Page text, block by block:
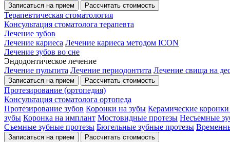
Записаться на прием Рассчитать стоимость
Терапевтическая стоматология
Консультация стоматолога терапевта
Лечение зубов
Лечение кариеса Лечение кариеса методом ICON
Лечение зубов во сне
Эндодонтическое лечение
Лечение пульпита Лечение периодонтита Лечение свища на
Записаться на прием Рассчитать стоимость
Протезирование (ортопедия)
Консультация стоматолога ортопеда
Протезирование зубов Коронки на зубы Керамические
зубы Коронка на имплант Мостовидные протезы Несъемные
Съемные зубные протезы Бюгельные зубные протезы
Записаться на прием Рассчитать стоимость